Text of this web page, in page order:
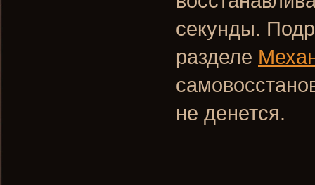
секунды.
разделе
не денется.